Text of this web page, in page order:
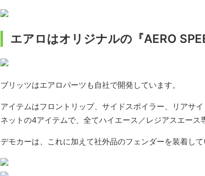
エアロはオリジナルの『AERO
ブリッツはエアロパーツも自社で開発しています。
アイテムはフロントリップ、サイドスポイラー、リアサ
ネットの4アイテムで、全てハイエース／レジアスエース
デモカーは、これに加えて社外品のフェンダーを装着して